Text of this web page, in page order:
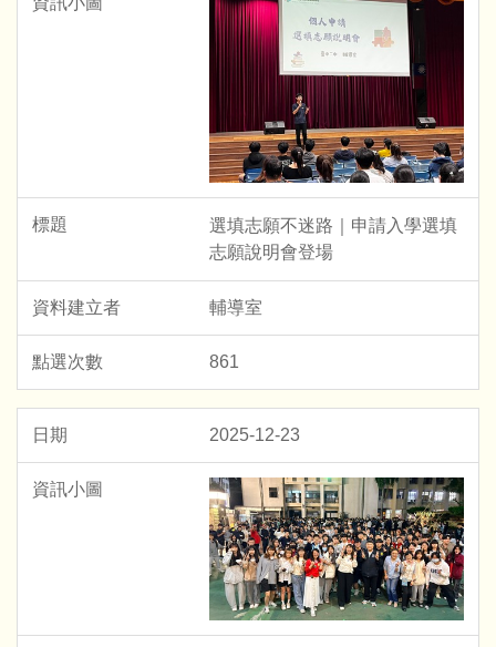
選填志願不迷路｜申請入學選填
志願說明會登場
輔導室
861
2025-12-23